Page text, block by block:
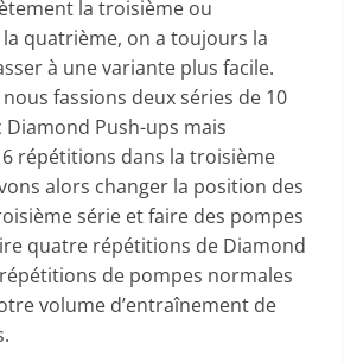
la troisième ou
quatrième, on a toujours la
à une variante plus facile.
fassions deux séries de 10
Push-ups mais
répétitions dans la troisième
alors changer la position des
série et faire des pompes
quatre répétitions de Diamond
de pompes normales
volume d’entraînement de